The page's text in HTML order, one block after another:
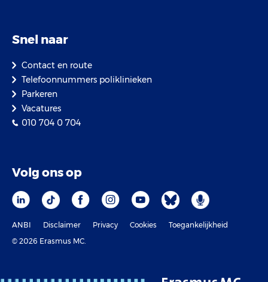
Snel naar
Contact en route
Telefoonnummers poliklinieken
Parkeren
Vacatures
010 704 0 704
Volg ons op
ANBI Disclaimer Privacy Cookies
Toegankelijkheid
© 2026 Erasmus MC.